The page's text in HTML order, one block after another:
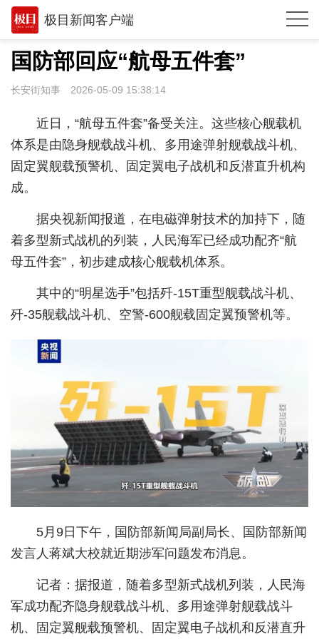
极目新闻客户端
推荐
观点
湖北
武汉
环球
专题
极客圈
经济
城建
相亲
汽车
消费
创意
文化
国防部回应“航母五件套”
长安街知事 2026-05-09 15:38:14
近日，“航母五件套”备受关注。这些核心舰载机
体系是由隐身舰载战斗机、多用途弹射舰载战斗机、
固定翼舰载预警机、固定翼电子战机和反潜直升机构
成。
据央视新闻报道，在电磁弹射技术的加持下，随
着多型新式战机的列装，人民海军已经成功配齐“航
母五件套”，初步建成核心舰载机体系。
其中的“明星选手”包括歼-15T重型舰载战斗机、
歼-35舰载战斗机、空警-600舰载固定翼预警机等。
5月9日下午，国防部新闻局副局长、国防部新闻
发言人蒋斌大校就近期涉军问题发布消息。
记者： 据报道，随着多型新式战机列装，人民海
军成功配齐隐身舰载战斗机、多用途弹射舰载战斗
机、固定翼舰载预警机、固定翼电子战机和反潜直升